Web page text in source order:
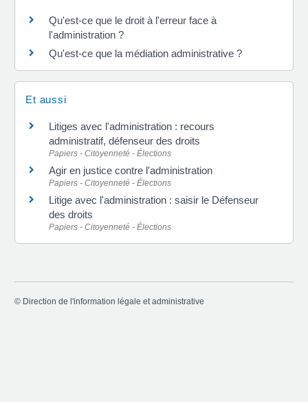
Qu'est-ce que le droit à l'erreur face à
l'administration ?
Qu'est-ce que la médiation administrative ?
Et aussi
Litiges avec l'administration : recours
administratif, défenseur des droits
Papiers - Citoyenneté - Élections
Agir en justice contre l'administration
Papiers - Citoyenneté - Élections
Litige avec l'administration : saisir le Défenseur
des droits
Papiers - Citoyenneté - Élections
© Direction de l'information légale et administrative